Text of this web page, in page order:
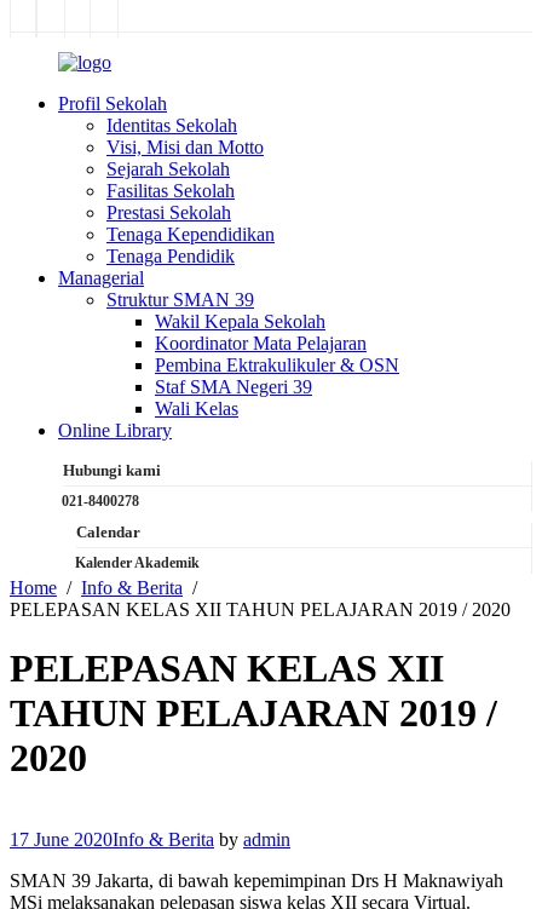
Profil Sekolah
Identitas Sekolah
Visi, Misi dan Motto
Sejarah Sekolah
Fasilitas Sekolah
Prestasi Sekolah
Tenaga Kependidikan
Tenaga Pendidik
Managerial
Struktur SMAN 39
Wakil Kepala Sekolah
Koordinator Mata Pelajaran
Pembina Ektrakulikuler & OSN
Staf SMA Negeri 39
Wali Kelas
Online Library
Hubungi kami
021-8400278
Calendar
Kalender Akademik
Home
Info & Berita
PELEPASAN KELAS XII TAHUN PELAJARAN 2019 / 2020
PELEPASAN KELAS XII
TAHUN PELAJARAN 2019 /
2020
17 June 2020Info & Berita by admin
SMAN 39 Jakarta, di bawah kepemimpinan Drs H Maknawiyah
MSi melaksanakan pelepasan siswa kelas XII secara Virtual.